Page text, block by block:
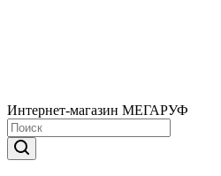
Интернет-магазин МЕГАРУФ